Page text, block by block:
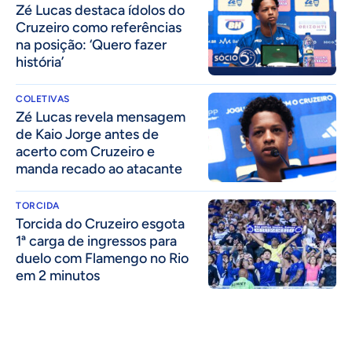
Zé Lucas destaca ídolos do
Cruzeiro como referências
na posição: ‘Quero fazer
história’
COLETIVAS
Zé Lucas revela mensagem
de Kaio Jorge antes de
acerto com Cruzeiro e
manda recado ao atacante
TORCIDA
Torcida do Cruzeiro esgota
1ª carga de ingressos para
duelo com Flamengo no Rio
em 2 minutos